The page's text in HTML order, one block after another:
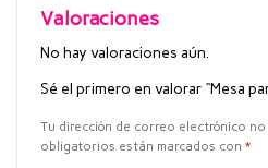
Valoraciones
No hay valoraciones aún.
Sé el primero en valorar “Mesa
Tu dirección de correo electrónico
obligatorios están marcados con *